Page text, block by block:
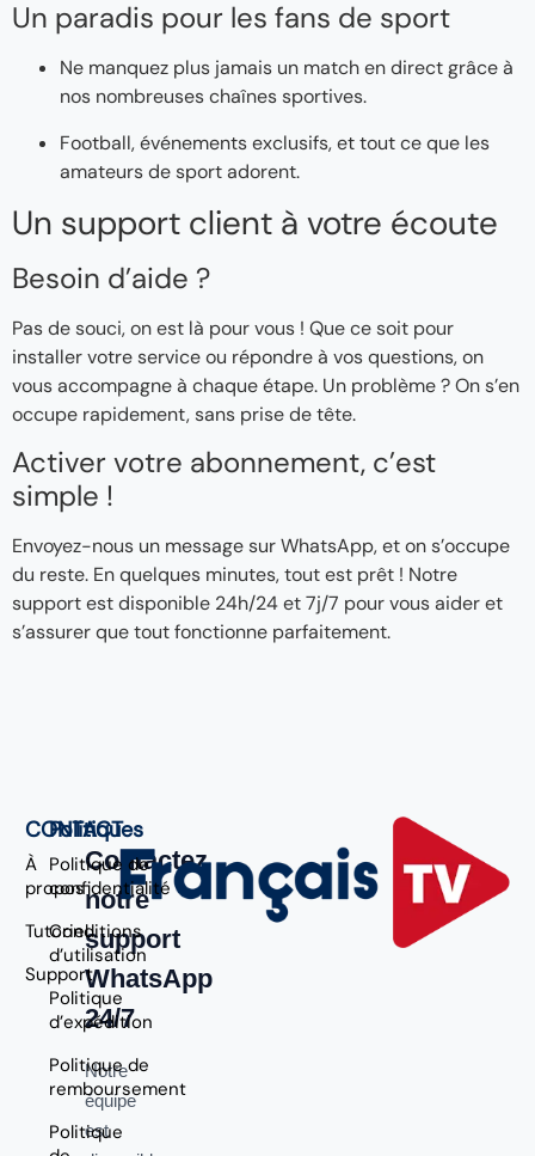
Un paradis pour les fans de sport
Ne manquez plus jamais un match en direct grâce à
nos nombreuses chaînes sportives.
Football, événements exclusifs, et tout ce que les
amateurs de sport adorent.
Un support client à votre écoute
Besoin d’aide ?
Pas de souci, on est là pour vous ! Que ce soit pour
installer votre service ou répondre à vos questions, on
vous accompagne à chaque étape. Un problème ? On s’en
occupe rapidement, sans prise de tête.
Activer votre abonnement, c’est
simple !
Envoyez-nous un message sur WhatsApp, et on s’occupe
du reste. En quelques minutes, tout est prêt ! Notre
support est disponible 24h/24 et 7j/7 pour vous aider et
s’assurer que tout fonctionne parfaitement.
CONTACT
À
propos
Tutoriel
Support
Politiques
Politique de
confidentialité
Conditions
d’utilisation
Politique
d’expédition
Politique de
remboursement
Politique
Contactez
notre
support
WhatsApp
24/7
Notre
équipe
est